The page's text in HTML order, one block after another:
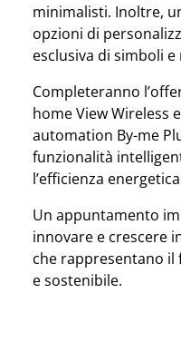
minimalisti. Inoltre,
opzioni di
esclusiva di simboli
Completeranno
home View Wireless
automation By-me
funzionalità
l’efficienza
Un appuntamento
innovare e crescere
che rappresentano il
e sostenibile.